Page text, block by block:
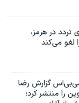
تردد در هرمز،
لغو می‌کند
گزارش رضا
را منتشر کرد؛